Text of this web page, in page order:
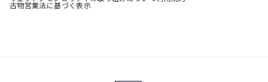
古物営業法に基づく表示